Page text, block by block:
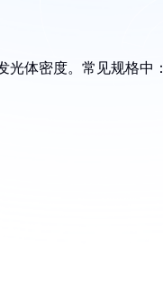
体密度。常见规格中：